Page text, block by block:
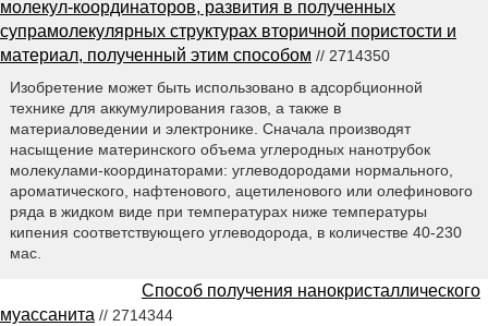
молекул-координаторов, развития в полученных
супрамолекулярных структурах вторичной пористости и
материал, полученный этим способом // 2714350
Изобретение может быть использовано в адсорбционной
технике для аккумулирования газов, а также в
материаловедении и электронике. Сначала производят
насыщение материнского объема углеродных нанотрубок
молекулами-координаторами: углеводородами нормального,
ароматического, нафтенового, ацетиленового или олефинового
ряда в жидком виде при температурах ниже температуры
кипения соответствующего углеводорода, в количестве 40-230
мас.
Способ получения нанокристаллического
муассанита // 2714344